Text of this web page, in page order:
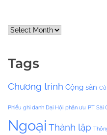
A
v
s
Tags
Chương trình Cộng sản Cờ
Phiếu ghi danh Dại Hội phân ưu PT Sài
Ngoại Thành lập